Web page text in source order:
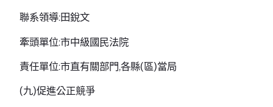
聯系領導:田銳文
牽頭單位:市中級國民法院
責任單位:市直有關部門,各縣(區)當局
(九)促進公正競爭